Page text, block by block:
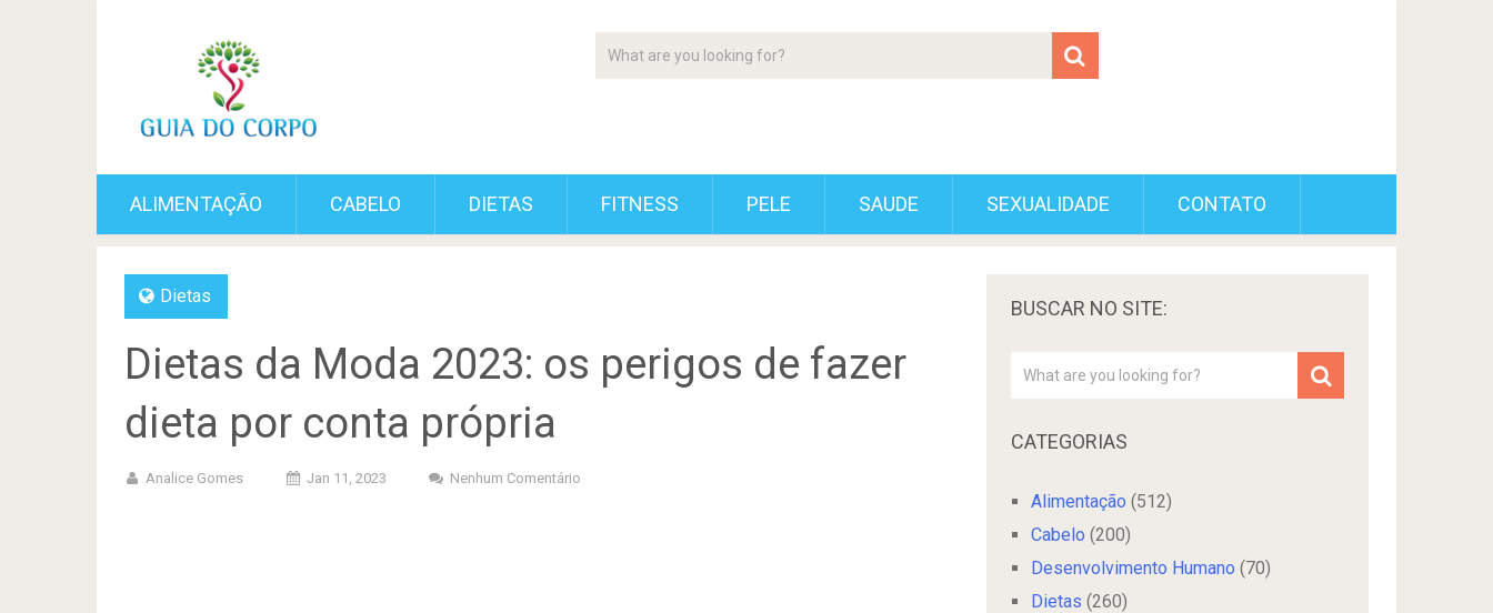
ALIMENTAÇÃO CABELO DIETAS FITNESS PELE SAUDE SEXUALIDADE CONTATO
Dietas
Dietas da Moda 2023: os perigos de fazer
dieta por conta própria
Analice Gomes Jan 11, 2023 Nenhum Comentário
BUSCAR NO SITE:
CATEGORIAS
Alimentação (512)
Cabelo (200)
Desenvolvimento Humano (70)
Dietas (260)